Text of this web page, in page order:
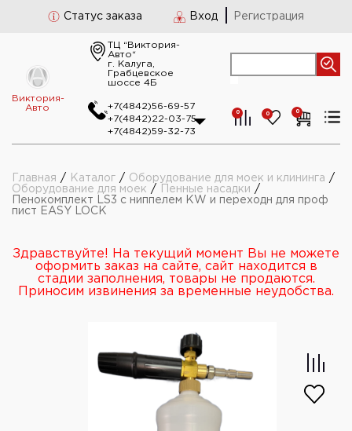
Статус заказа Вход Регистрация
Виктория-
Авто
ТЦ “Виктория-
Авто“
г. Калуга,
Грабцевское
шоссе 4Б
+7(4842)56-69-57
+7(4842)22-03-75
+7(4842)59-32-73
0 0 0
Главная / Каталог / Оборудование для моек и клининга /
Оборудование для моек / Пенные насадки /
Пенокомплект LS3 с ниппелем KW и переходн для проф
пист EASY LOCK
Здравствуйте! На текущий момент Вы не можете
оформить заказ на сайте, сайт находится в
стадии заполнения, товары не продаются.
Приносим извинения за временные неудобства.